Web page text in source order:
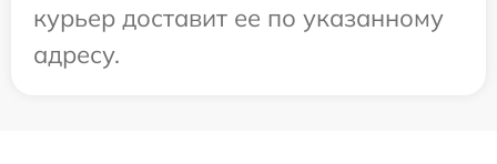
курьер доставит ее по указанному
адресу.